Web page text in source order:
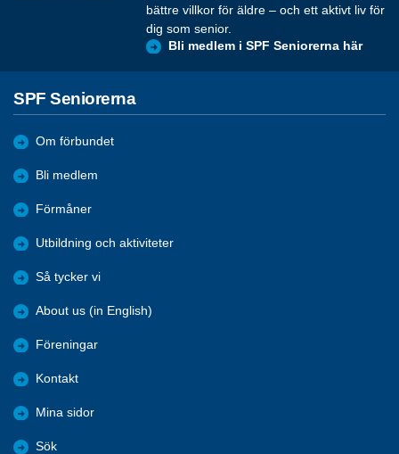
bättre villkor för äldre – och ett aktivt liv för
dig som senior.
Bli medlem i SPF Seniorerna här
SPF Seniorerna
Om förbundet
Bli medlem
Förmåner
Utbildning och aktiviteter
Så tycker vi
About us (in English)
Föreningar
Kontakt
Mina sidor
Sök